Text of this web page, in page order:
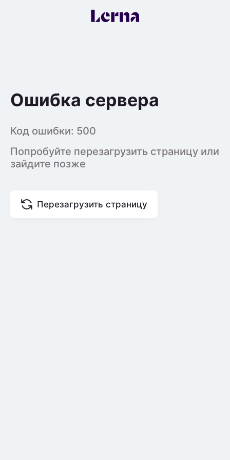
Ошибка сервера
Код ошибки: 500
Попробуйте перезагрузить страницу или
зайдите позже
Перезагрузить страницу